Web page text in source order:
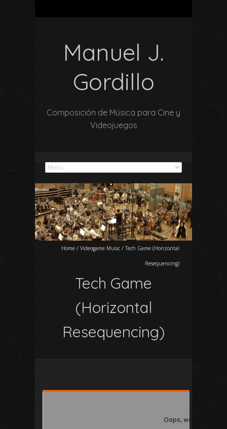
Manuel J.
Gordillo
Composición de Música para Cine y
Videojuegos
Home / Videogame Music / Tech Game (Horizontal
Resequencing)
Tech Game
(Horizontal
Resequencing)